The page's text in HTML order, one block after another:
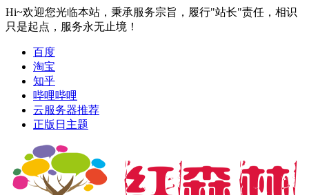
Hi~欢迎您光临本站，秉承服务宗旨，履行"站长"责任，相识
只是起点，服务永无止境！
百度
淘宝
知乎
哔哩哔哩
云服务器推荐
正版日主题